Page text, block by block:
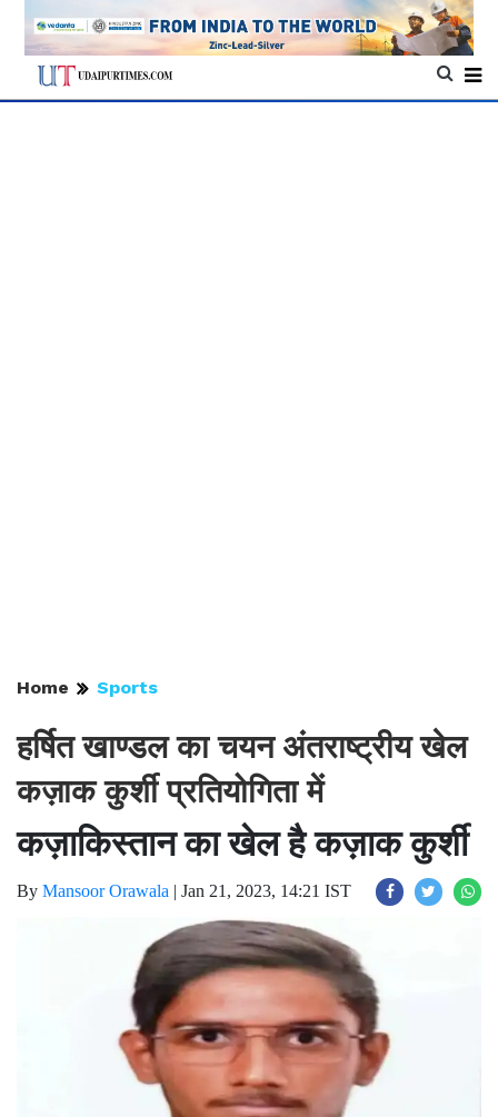
Home Sports
हर्षित खाण्डल का चयन अंतराष्ट्रीय खेल
कज़ाक कुर्शी प्रतियोगिता में
कज़ाकिस्तान का खेल है कज़ाक कुर्शी
By Mansoor Orawala | Jan 21, 2023, 14:21 IST